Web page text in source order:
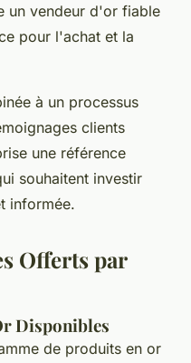
un vendeur d'or fiable
pour l'achat et la
à un processus
clients
une référence
souhaitent investir
informée.
Offerts par
Disponibles
de produits en or